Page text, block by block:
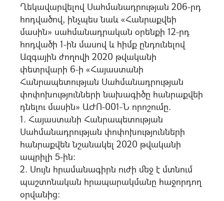
Ղեկավարվելով Սահմանադրության 206-րդ
հոդվածով, ինչպես նաև «Հանրաքվեի
մասին» սահմանադրական օրենքի 12-րդ
հոդվածի 1-ին մասով և հիմք ընդունելով
Ազգային ժողովի 2020 թվականի
փետրվարի 6-ի «Հայաստանի
Հանրապետության Սահմանադրության
փոփոխությունների նախագիծը հանրաքվեի
դնելու մասին» ԱԺՈ-001-Ն որոշումը.
1. Հայաստանի Հանրապետության
Սահմանադրության փոփոխությունների
հանրաքվեն նշանակել 2020 թվականի
ապրիլի 5-ին:
2. Սույն հրամանագիրն ուժի մեջ է մտնում
պաշտոնական հրապարակմանը հաջորդող
օրվանից։